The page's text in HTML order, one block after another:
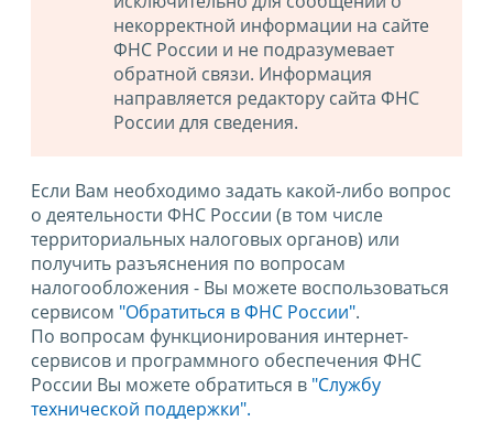
некорректной информации на сайте
ФНС России и не подразумевает
обратной связи. Информация
направляется редактору сайта ФНС
России для сведения.
Если Вам необходимо задать какой-либо вопрос
о деятельности ФНС России (в том числе
территориальных налоговых органов) или
получить разъяснения по вопросам
налогообложения - Вы можете воспользоваться
сервисом "Обратиться в ФНС России".
По вопросам функционирования интернет-
сервисов и программного обеспечения ФНС
России Вы можете обратиться в "Службу
технической поддержки".